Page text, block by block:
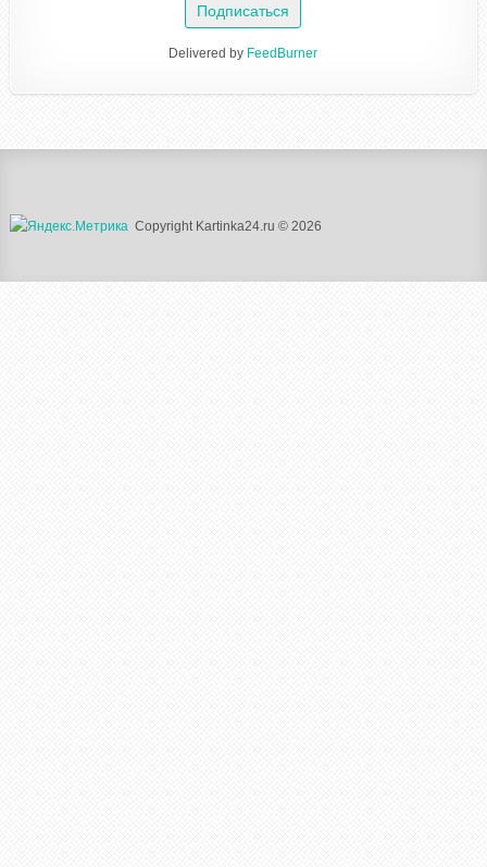
Delivered by FeedBurner
Copyright Kartinka24.ru © 2026